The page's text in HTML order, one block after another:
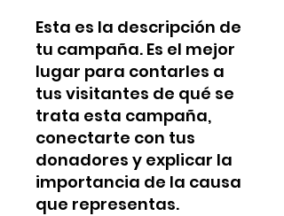
Esta es la descripción de
tu campaña. Es el mejor
lugar para contarles a
tus visitantes de qué se
trata esta campaña,
conectarte con tus
donadores y explicar la
importancia de la causa
que representas.